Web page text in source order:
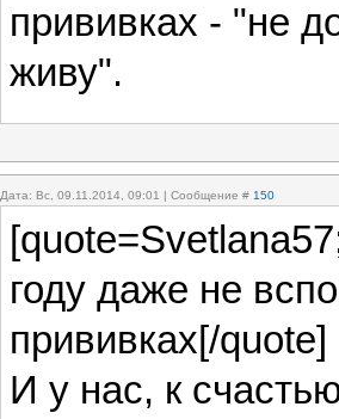
прививках - "не
живу".
Дата: Вс, 09.11.2014, 09:01 | Сообщение # 150
году даже не
прививках[/quote]
И у нас, к